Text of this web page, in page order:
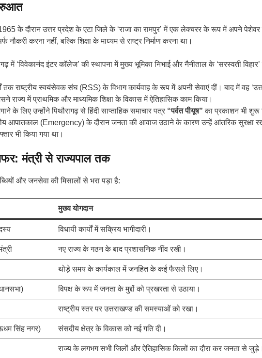
के दौरान उत्तर प्रदेश के एटा जिले के ‘राजा का रामपुर’ में एक लेक्चरर के रूप में अपने पेशेवर
करना नहीं, बल्कि शिक्षा के माध्यम से राष्ट्र निर्माण करना था।
में ‘विवेकानंद इंटर कॉलेज’ की स्थापना में मुख्य भूमिका निभाई और नैनीताल के ‘सरस्वती
तक राष्ट्रीय स्वयंसेवक संघ (RSS) के विभाग कार्यवाह के रूप में अपनी सेवाएं दीं। बाद में वह
राज्य में प्राथमिक और माध्यमिक शिक्षा के विकास में ऐतिहासिक काम किया।
के लिए उन्होंने पिथौरागढ़ से हिंदी साप्ताहिक समाचार पत्र “पर्वत पीयूष” का प्रकाशन भी शुरू
आपातकाल (Emergency) के दौरान जनता की आवाज उठाने के कारण उन्हें आंतरिक सुरक्षा
भी किया गया था।
मंत्री से राज्यपाल तक
और जनसेवा की मिसालों से भरा पड़ा है:
मुख्य योगदान
विधायी कार्यों में सक्रिय भागीदारी।
नए राज्य के गठन के बाद प्रशासनिक नींव रखी।
थोड़े समय के कार्यकाल में जनहित के कई फैसले लिए।
विपक्ष के रूप में जनता के मुद्दों को प्रखरता से उठाया।
राष्ट्रीय स्तर पर उत्तराखण्ड की समस्याओं को रखा।
सिंह नगर) संसदीय क्षेत्र के विकास को नई गति दी।
राज्य के लगभग सभी जिलों और ऐतिहासिक किलों का दौरा कर जनता से जुड़े।